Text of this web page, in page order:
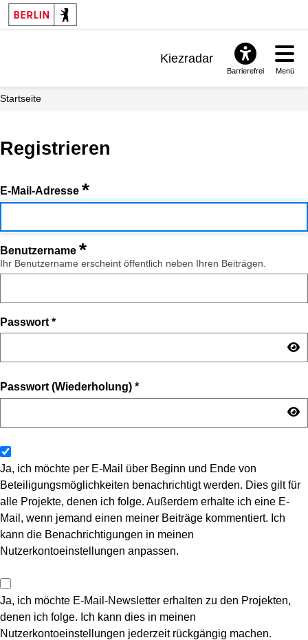
Kiezradar
Barrierefrei Menü
Startseite
Registrieren
E-Mail-Adresse *
Benutzername *
Ihr Benutzername erscheint öffentlich neben Ihren Beiträgen.
Passwort *
Passwort (Wiederholung) *
Ja, ich möchte per E-Mail über Beginn und Ende von
Beteiligungsmöglichkeiten benachrichtigt werden. Dies gilt für
alle Projekte, denen ich folge. Außerdem erhalte ich eine E-
Mail, wenn jemand einen meiner Beiträge kommentiert. Ich
kann die Benachrichtigungen in meinen
Nutzerkontoeinstellungen anpassen.
Ja, ich möchte E-Mail-Newsletter erhalten zu den Projekten,
denen ich folge. Ich kann dies in meinen
Nutzerkontoeinstellungen jederzeit rückgängig machen.